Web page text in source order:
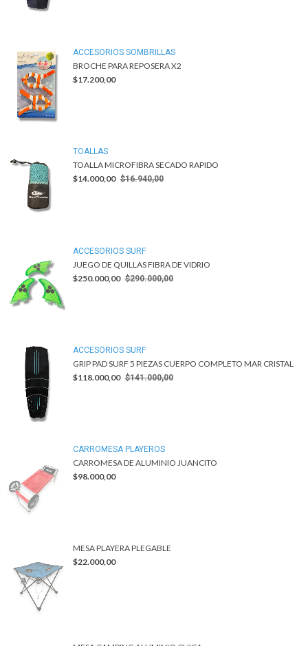
ACCESORIOS SOMBRILLAS
BROCHE PARA REPOSERA X2
$17.200,00
TOALLAS
TOALLA MICROFIBRA SECADO RAPIDO
$14.000,00 $16.940,00
ACCESORIOS SURF
JUEGO DE QUILLAS FIBRA DE VIDRIO
$250.000,00 $290.000,00
ACCESORIOS SURF
GRIP PAD SURF 5 PIEZAS CUERPO COMPLETO MAR CRISTAL
$118.000,00 $141.000,00
CARROMESA PLAYEROS
CARROMESA DE ALUMINIO JUANCITO
$98.000,00
MESA PLAYERA PLEGABLE
$22.000,00